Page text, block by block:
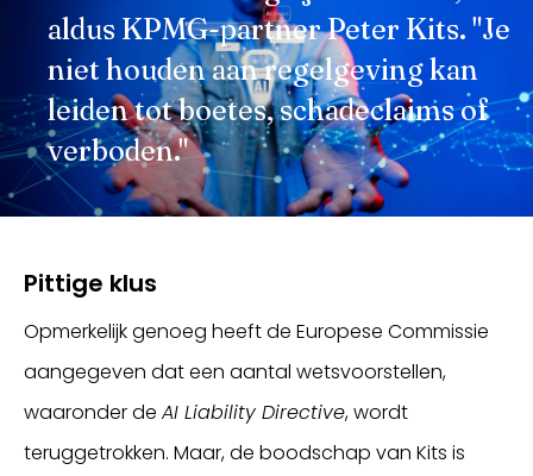
aldus KPMG-partner Peter Kits. "Je
niet houden aan regelgeving kan
leiden tot boetes, schadeclaims of
verboden."
Pittige klus
Opmerkelijk genoeg heeft de Europese Commissie
aangegeven dat een aantal wetsvoorstellen,
waaronder de AI Liability Directive, wordt
teruggetrokken. Maar, de boodschap van Kits is